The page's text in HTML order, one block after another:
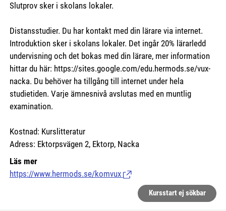
Slutprov sker i skolans lokaler.
Distansstudier. Du har kontakt med din lärare via internet.
Introduktion sker i skolans lokaler. Det ingår 20% lärarledd
undervisning och det bokas med din lärare, mer information
hittar du här: https://sites.google.com/edu.hermods.se/vux-
nacka. Du behöver ha tillgång till internet under hela
studietiden. Varje ämnesnivå avslutas med en muntlig
examination.
Kostnad: Kurslitteratur
Adress: Ektorpsvägen 2, Ektorp, Nacka
Läs mer
https://www.hermods.se/komvux (Länk till extern sida.)
Kursstart ej sökbar